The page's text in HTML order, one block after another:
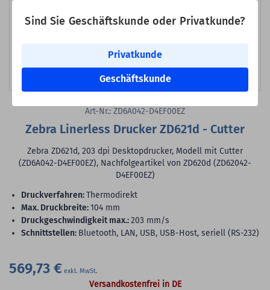
Sind Sie Geschäftskunde oder Privatkunde?
Privatkunde
Geschäftskunde
Art-Nr.: ZD6A042-D4EF00EZ
Zebra Linerless Drucker ZD621d - Cutter
Zebra ZD621d, 203 dpi Desktopdrucker, Modell mit Cutter
(ZD6A042-D4EF00EZ), Nachfolgeartikel von ZD620d (ZD62042-
D4EF00EZ)
Druckverfahren:Thermodirekt
max. Druckbreite:104 mm
Druckgeschwindigkeit max.:203 mm/s
Schnittstellen: Bluetooth, LAN, USB, USB-Host, seriell (RS-232)
569,73 €
Versandkostenfrei in DE